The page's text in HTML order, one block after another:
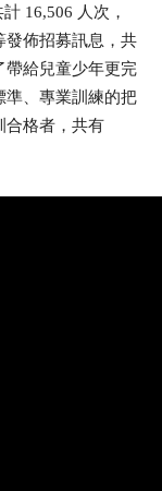
16,506 人次，
發佈招募訊息，共
帶給兒童少年更完
準、專業訓練的把
合格者，共有